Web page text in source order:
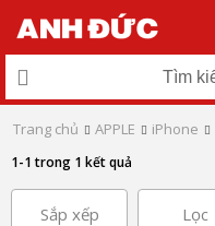
Trang chủ APPLE iPhone
1-1 trong 1 kết quả
Sắp xếp Lọc